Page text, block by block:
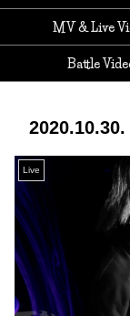
MV & Live
Battle
Live